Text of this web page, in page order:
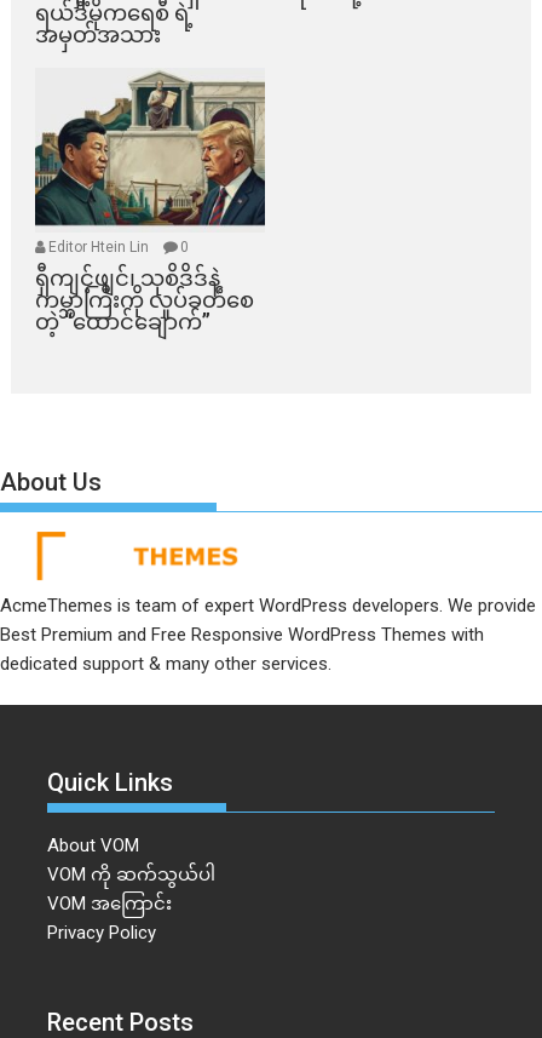
ရယ်ဒီမိုကရေစီ ရဲ့
အမှတ်အသား
Editor Htein Lin 0
ရှီကျင့်ဖျင်၊ သုစိဒိဒ်နဲ့
ကမ္ဘာကြီးကို လှုပ်ခတ်စေ
တဲ့ “ထောင်ချောက်”
About Us
AcmeThemes is team of expert WordPress developers. We provide
Best Premium and Free Responsive WordPress Themes with
dedicated support & many other services.
Quick Links
About VOM
VOM ကို ဆက်သွယ်ပါ
VOM အကြောင်း
Privacy Policy
Recent Posts